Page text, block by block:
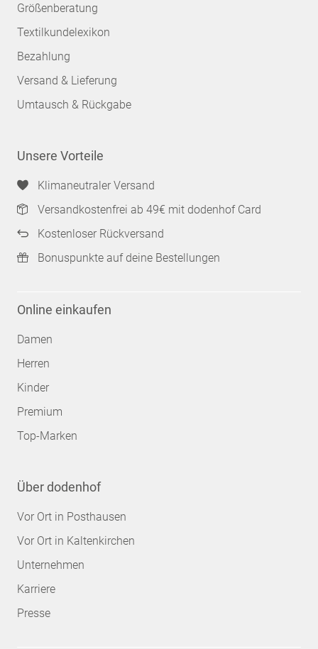
Größenberatung
Textilkundelexikon
Bezahlung
Versand & Lieferung
Umtausch & Rückgabe
Unsere Vorteile
Klimaneutraler Versand
Versandkostenfrei ab 49€ mit dodenhof Card
Kostenloser Rückversand
Bonuspunkte auf deine Bestellungen
Online einkaufen
Damen
Herren
Kinder
Premium
Top-Marken
Über dodenhof
Vor Ort in Posthausen
Vor Ort in Kaltenkirchen
Unternehmen
Karriere
Presse